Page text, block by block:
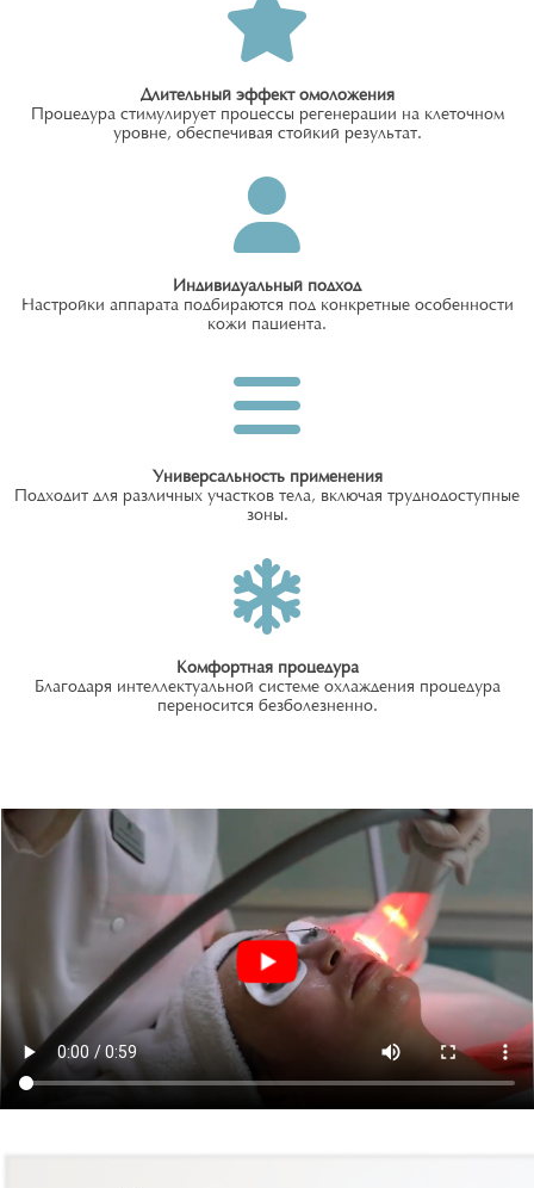
Длительный эффект омоложения
Процедура стимулирует процессы регенерации на клеточном
уровне, обеспечивая стойкий результат.
Индивидуальный подход
Настройки аппарата подбираются под конкретные особенности
кожи пациента.
Универсальность применения
Подходит для различных участков тела, включая труднодоступные
зоны.
Комфортная процедура
Благодаря интеллектуальной системе охлаждения процедура
переносится безболезненно.